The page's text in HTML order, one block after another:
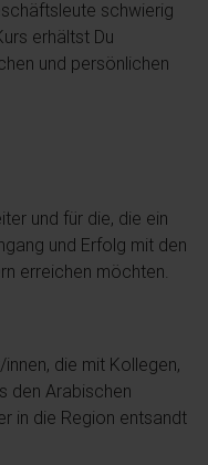
schwierig
erhältst Du
und persönlichen
und für die, die ein
und Erfolg mit den
erreichen möchten.
die mit Kollegen,
den Arabischen
in die Region entsandt